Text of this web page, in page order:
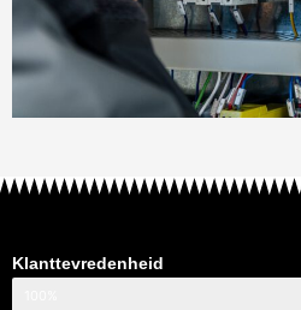
Klanttevredenheid